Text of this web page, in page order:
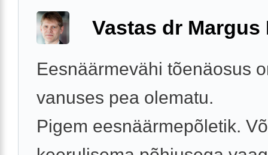
Vastas dr Margus
Eesnäärmevähi tõenäosus
vanuses pea olematu.
Pigem eesnäärmepõletik.